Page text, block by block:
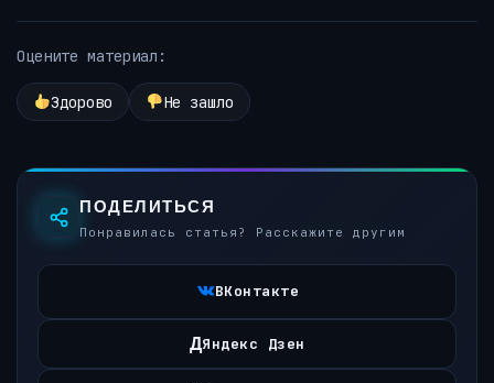
Оцените материал:
Здорово Не зашло
ПОДЕЛИТЬСЯ
Понравилась статья? Расскажите другим
ВКонтакте
ДЯндекс Дзен